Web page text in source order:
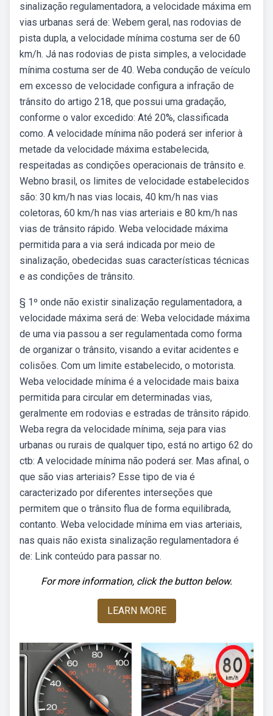
sinalização regulamentadora, a velocidade máxima em
vias urbanas será de: Webem geral, nas rodovias de
pista dupla, a velocidade mínima costuma ser de 60
km/h. Já nas rodovias de pista simples, a velocidade
mínima costuma ser de 40. Weba condução de veículo
em excesso de velocidade configura a infração de
trânsito do artigo 218, que possui uma gradação,
conforme o valor excedido: Até 20%, classificada
como. A velocidade mínima não poderá ser inferior à
metade da velocidade máxima estabelecida,
respeitadas as condições operacionais de trânsito e.
Webno brasil, os limites de velocidade estabelecidos
são: 30 km/h nas vias locais, 40 km/h nas vias
coletoras, 60 km/h nas vias arteriais e 80 km/h nas
vias de trânsito rápido. Weba velocidade máxima
permitida para a via será indicada por meio de
sinalização, obedecidas suas características técnicas
e as condições de trânsito.
§ 1º onde não existir sinalização regulamentadora, a
velocidade máxima será de: Weba velocidade máxima
de uma via passou a ser regulamentada como forma
de organizar o trânsito, visando a evitar acidentes e
colisões. Com um limite estabelecido, o motorista.
Weba velocidade mínima é a velocidade mais baixa
permitida para circular em determinadas vias,
geralmente em rodovias e estradas de trânsito rápido.
Weba regra da velocidade mínima, seja para vias
urbanas ou rurais de qualquer tipo, está no artigo 62 do
ctb: A velocidade mínima não poderá ser. Mas afinal, o
que são vias arteriais? Esse tipo de via é
caracterizado por diferentes interseções que
permitem que o trânsito flua de forma equilibrada,
contanto. Weba velocidade mínima em vias arteriais,
nas quais não exista sinalização regulamentadora é
de: Link conteúdo para passar no.
For more information, click the button below.
LEARN MORE